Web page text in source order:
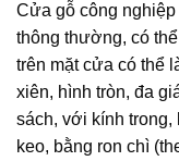
Cửa gỗ công
thông thường, có
trên mặt cửa có thể
xiên, hình tròn, đa
sách, với kính trong,
keo, bằng ron chì